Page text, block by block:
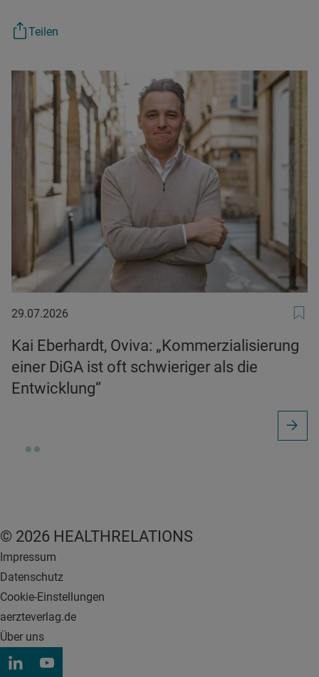
Teilen
29.07.2026
29.07.2026
Kai Eberhardt, Oviva: „Kommerzialisierung
einer DiGA ist oft schwieriger als die
Entwicklung“
© 2026 HEALTHRELATIONS
Impressum
Datenschutz
Cookie-Einstellungen
aerzteverlag.de
Über uns